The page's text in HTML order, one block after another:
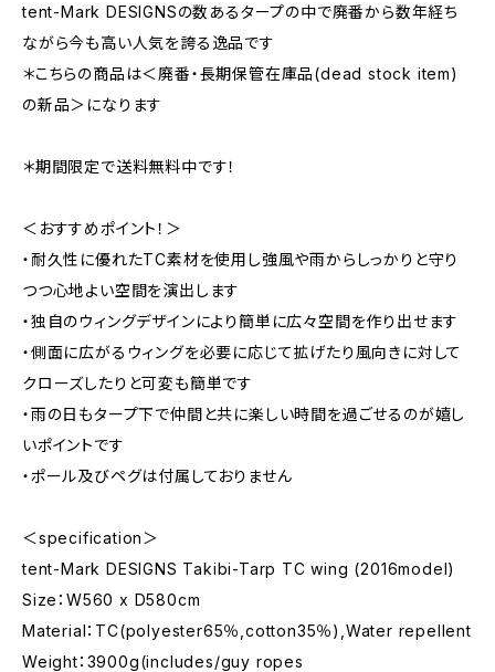
tent-Mark DESIGNSの数あるタープの中で廃番から数年経ち
ながら今も高い人気を誇る逸品です
＊こちらの商品は＜廃番・長期保管在庫品(dead stock item)
の新品＞になります
＊期間限定で送料無料中です！
＜おすすめポイント！＞
・耐久性に優れたTC素材を使用し強風や雨からしっかりと守り
つつ心地よい空間を演出します
・独自のウィングデザインにより簡単に広々空間を作り出せます
・側面に広がるウィングを必要に応じて拡げたり風向きに対して
クローズしたりと可変も簡単です
・雨の日もタープ下で仲間と共に楽しい時間を過ごせるのが嬉し
いポイントです
・ポール及びペグは付属しておりません
＜specification＞
tent-Mark DESIGNS Takibi-Tarp TC wing (2016model)
Size：W560 x D580cm
Material：TC(polyester65％,cotton35％),Water repellent
Weight：3900g(includes/guy ropes